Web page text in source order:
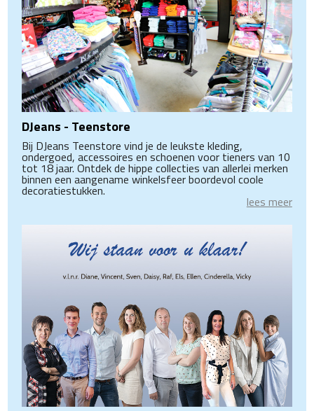
DJeans - Teenstore
Bij DJeans Teenstore vind je de leukste kleding,
ondergoed, accessoires en schoenen voor tieners van 10
tot 18 jaar. Ontdek de hippe collecties van allerlei merken
binnen een aangename winkelsfeer boordevol coole
decoratiestukken.
lees meer